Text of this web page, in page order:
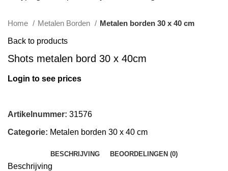
Home Metalen Borden Metalen borden 30 x 40 cm
Back to products
Shots metalen bord 30 x 40cm
Login to see prices
Artikelnummer: 31576
Categorie: Metalen borden 30 x 40 cm
BESCHRIJVING BEOORDELINGEN (0)
Beschrijving